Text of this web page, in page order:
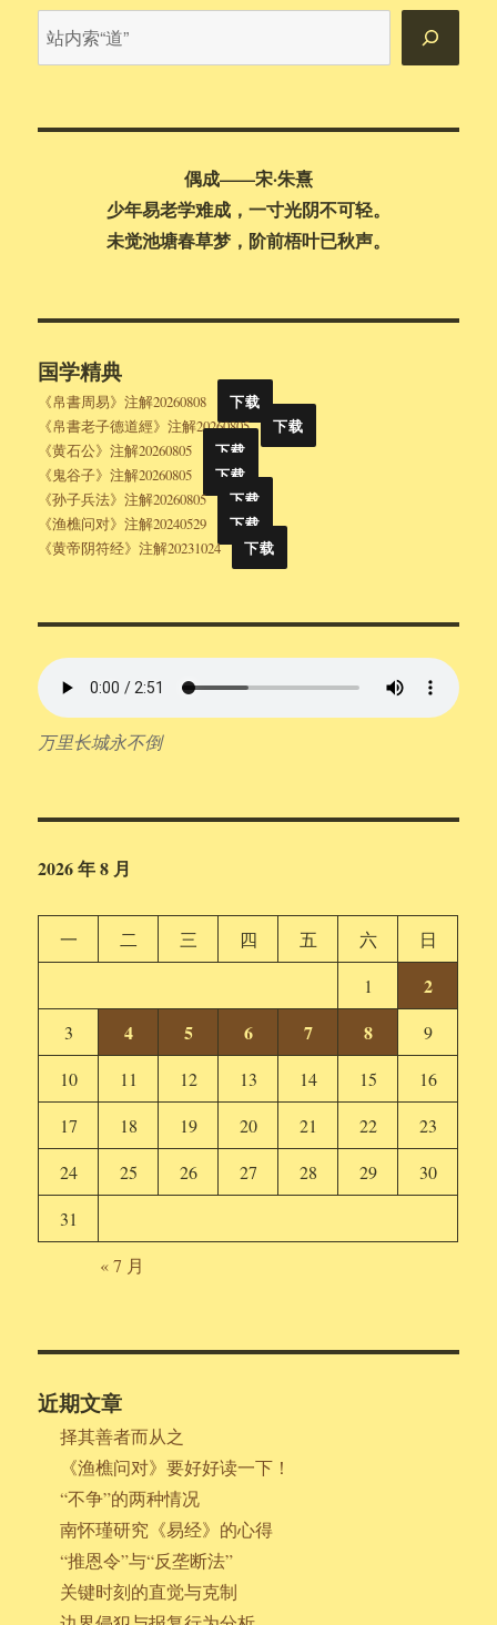
偶成——宋·朱熹
少年易老学难成，一寸光阴不可轻。
未觉池塘春草梦，阶前梧叶已秋声。
国学精典
《帛書周易》注解20260808
下载
《帛書老子德道經》注解20260805
下载
《黄石公》注解20260805
下载
《鬼谷子》注解20260805
下载
《孙子兵法》注解20260805
下载
《渔樵问对》注解20240529
下载
《黄帝阴符经》注解20231024
下载
万里长城永不倒
2026 年 8 月
一 二 三 四 五 六
日
1
2
3 4 5 6 7 8
9
10
11 12 13 14 15
16
17
18 19 20 21 22
23
24
25 26 27 28 29
30
31
« 7 月
近期文章
择其善者而从之
《渔樵问对》要好好读一下！
“不争”的两种情况
南怀瑾研究《易经》的心得
“推恩令”与“反垄断法”
关键时刻的直觉与克制